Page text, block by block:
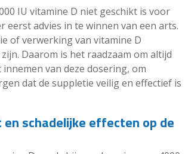
IU vitamine D niet geschikt is voor
eerst advies in te winnen van een arts.
of verwerking van vitamine D
Daarom is het raadzaam om altijd
van deze dosering, om
dat de suppletie veilig en effectief is
schadelijke effecten op de